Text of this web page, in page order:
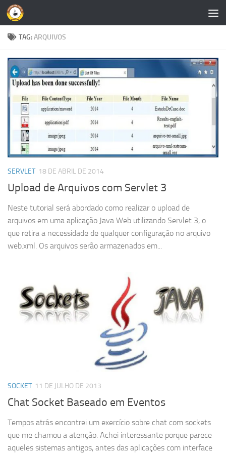
Skip to content
TAG:ARQUIVOS
SERVLET 18 DE ABRIL DE 2014
Upload de Arquivos com Servlet 3
Neste tutorial será abordado como realizar o upload de
arquivos em uma aplicação Java Web utilizando Servlet 3, o
que retira a necessidade de qualquer configuração no arquivo
web.xml. Os arquivos serão armazenados em...
SOCKET 11 DE JULHO DE 2013
Chat Socket Baseado em Eventos
Tempos atrás encontrei um exercício sobre chat com sockets
que me chamou a atenção. Achei interessante porque parece
aqueles sistemas antigos, antes das aplicações com interface